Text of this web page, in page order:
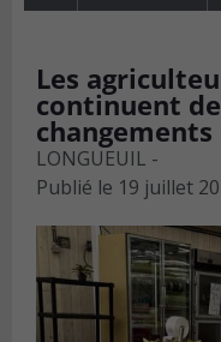
Les
continuent
LONGUEUIL -
Publié le 19 juillet